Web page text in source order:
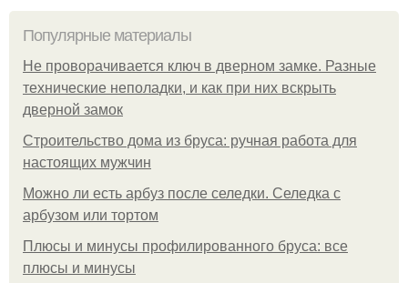
Популярные материалы
Не проворачивается ключ в дверном замке. Разные
технические неполадки, и как при них вскрыть
дверной замок
Строительство дома из бруса: ручная работа для
настоящих мужчин
Можно ли есть арбуз после селедки. Селедка с
арбузом или тортом
Плюсы и минусы профилированного бруса: все
плюсы и минусы